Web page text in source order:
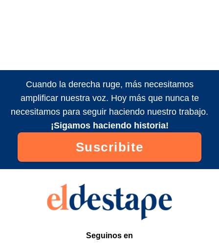
Cuando la derecha ruge, más necesitamos
amplificar nuestra voz. Hoy más que nunca te
necesitamos para seguir haciendo nuestro trabajo.
¡Sigamos haciendo historia!
Suscribite
Seguinos en